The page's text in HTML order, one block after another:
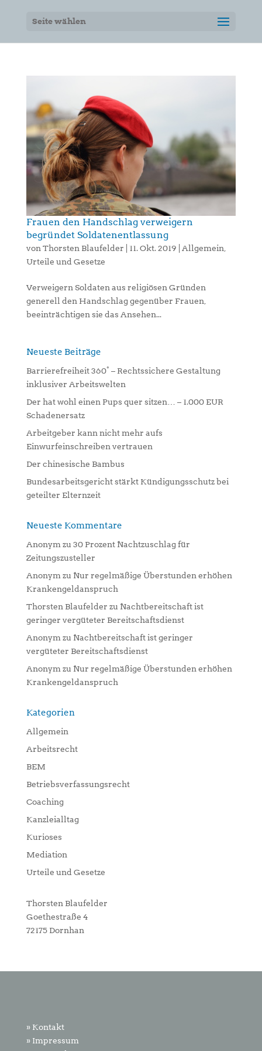
Seite wählen
Frauen den Handschlag verweigern
begründet Soldatenentlassung
vonThorsten Blaufelder 11. Okt. 2019 Allgemein,
Urteile und Gesetze
Verweigern Soldaten aus religiösen Gründen
generell den Handschlag gegenüber Frauen,
beeinträchtigen sie das Ansehen...
Neueste Beiträge
Barrierefreiheit 360° – Rechtssichere Gestaltung
inklusiver Arbeitswelten
Der hat wohl einen Pups quer sitzen… – 1.000 EUR
Schadenersatz
Arbeitgeber kann nicht mehr aufs
Einwurfeinschreiben vertrauen
Der chinesische Bambus
Bundesarbeitsgericht stärkt Kündigungsschutz bei
geteilter Elternzeit
Neueste Kommentare
Anonymzu 30 Prozent Nachtzuschlag für
Zeitungszusteller
Anonymzu Nur regelmäßige Überstunden erhöhen
Krankengeldanspruch
Thorsten Blaufelder zu Nachtbereitschaft ist
geringer vergüteter Bereitschaftsdienst
Anonymzu Nachtbereitschaft ist geringer
vergüteter Bereitschaftsdienst
Anonymzu Nur regelmäßige Überstunden erhöhen
Krankengeldanspruch
Kategorien
Allgemein
Arbeitsrecht
BEM
Betriebsverfassungsrecht
Coaching
Kanzleialltag
Kurioses
Mediation
Urteile und Gesetze
Thorsten Blaufelder
Goethestraße 4
72175 Dornhan
» Kontakt
» Impressum